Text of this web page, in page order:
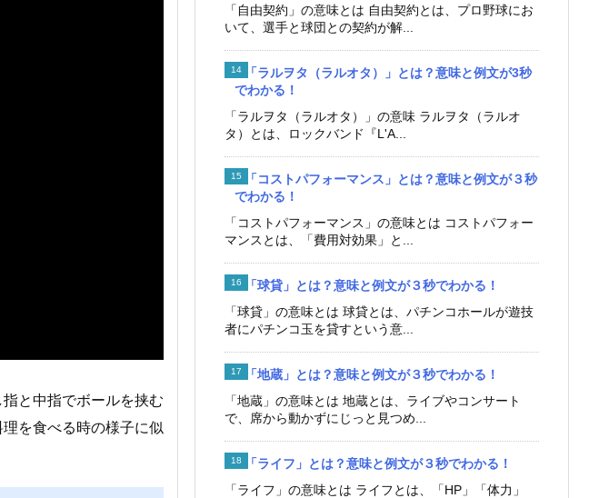
と中指でボールを挟む
を食べる時の様子に似
「自由契約」の意味とは 自由契約とは、プロ野球にお
いて、選手と球団との契約が解...
「ラルヲタ（ラルオタ）」とは？意味と例文が3秒
でわかる！
「ラルヲタ（ラルオタ）」の意味 ラルヲタ（ラルオ
タ）とは、ロックバンド『L'A...
「コストパフォーマンス」とは？意味と例文が３秒
でわかる！
「コストパフォーマンス」の意味とは コストパフォー
マンスとは、「費用対効果」と...
「球貸」とは？意味と例文が３秒でわかる！
「球貸」の意味とは 球貸とは、パチンコホールが遊技
者にパチンコ玉を貸すという意...
「地蔵」とは？意味と例文が３秒でわかる！
「地蔵」の意味とは 地蔵とは、ライブやコンサート
で、席から動かずにじっと見つめ...
「ライフ」とは？意味と例文が３秒でわかる！
「ライフ」の意味とは ライフとは、「HP」「体力」